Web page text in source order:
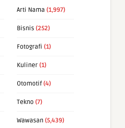
Arti Nama (1,997)
Bisnis (252)
Fotografi (1)
Kuliner (1)
Otomotif (4)
Tekno (7)
Wawasan (5,439)